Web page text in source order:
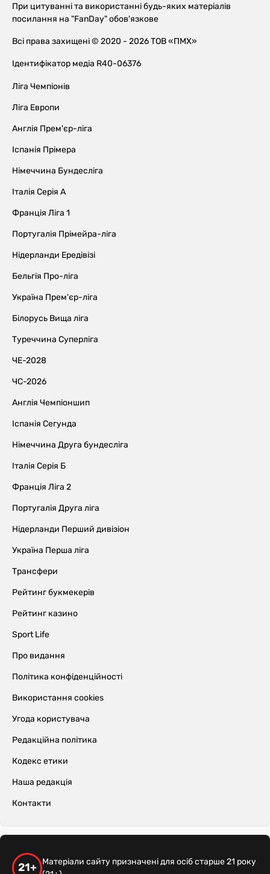
При цитуванні та використанні будь-яких матеріалів
посилання на "FanDay" обов'язкове
Всі права захищені © 2020 - 2026 ТОВ «ПМХ»
Ідентифікатор медіа R40-06376
Ліга Чемпіонів
Ліга Европи
Англія Прем'єр-ліга
Іспанія Прімера
Німеччина Бундесліга
Італія Серія А
Франція Ліга 1
Португалія Прімейра-ліга
Нідерланди Ередівізі
Бельгія Про-ліга
Україна Прем'єр-ліга
Білорусь Вища ліга
Туреччина Суперліга
ЧЕ-2028
ЧС-2026
Англія Чемпіоншип
Іспанія Сегунда
Німеччина Друга бундесліга
Італія Серія Б
Франція Ліга 2
Португалія Друга ліга
Нідерланди Перший дивізіон
Україна Перша ліга
Трансфери
Рейтинг букмекерів
Рейтинг казино
Sport Life
Про видання
Політика конфіденційності
Використання cookies
Угода користувача
Редакційна політика
Кодекс етики
Наша редакція
Контакти
21+
Матеріали сайту призначені для осіб старше 21 року